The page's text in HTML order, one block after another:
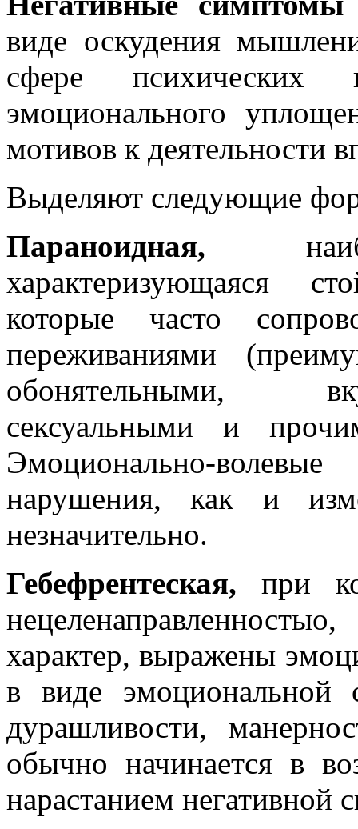
виде оскудения
сфере психических
эмоционального
мотивов к деятельности
Выделяют следующие
Параноидная,
характеризующаяся
которые часто
переживаниями
обонятельными,
сексуальными и
Эмоционально-
нарушения, как и
незначительно.
Гебефрентеская, при
характер, выражены
в виде эмоциональной
дурашливости,
обычно начинается в
нарастанием негативной